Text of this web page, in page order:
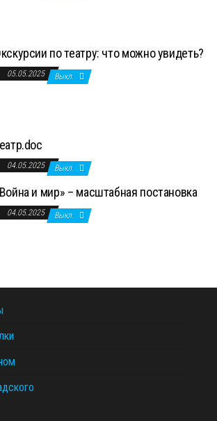
по театру: что можно увидеть?
05.05.2025 Выкл.
04.05.2025 Выкл.
и мир» – масштабная постановка
04.05.2025 Выкл.